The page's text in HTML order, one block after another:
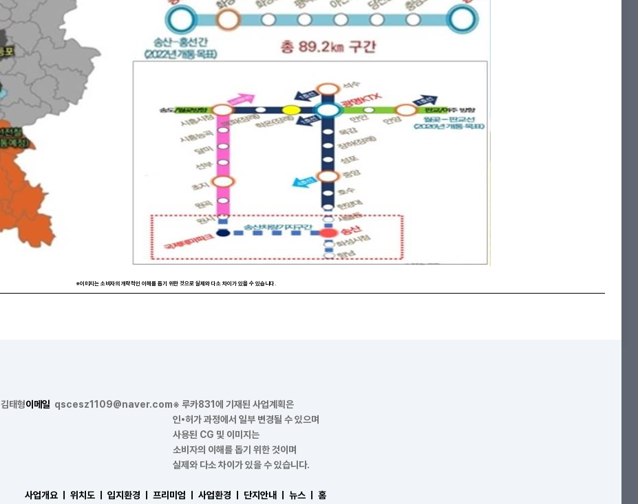
※이미지는 소비자의 개략적인 이해를 돕기 위한 것으로 실제와 다소 차이가 있을 수 있습니다.
김태형이메일 qscesz1109@naver.com※ 루카831에 기재된 사업계획은
인•허가 과정에서 일부 변경될 수 있으며
사용된 CG 및 이미지는
소비자의 이해를 돕기 위한 것이며
실제와 다소 차이가 있을 수 있습니다.
사업개요 ㅣ 위치도 ㅣ 입지환경 ㅣ 프리미엄 ㅣ 사업환경 ㅣ 단지안내 ㅣ 뉴스 ㅣ 홈